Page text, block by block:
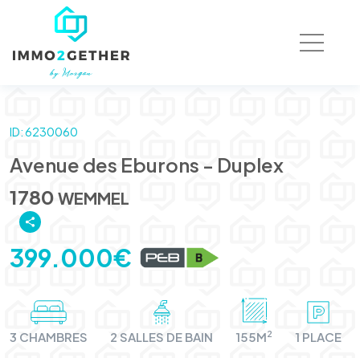
ID: 6230060
Avenue des Eburons - Duplex
1780 WEMMEL
399.000€
3 CHAMBRES 2 SALLES DE BAIN 155M2 1 PLACE